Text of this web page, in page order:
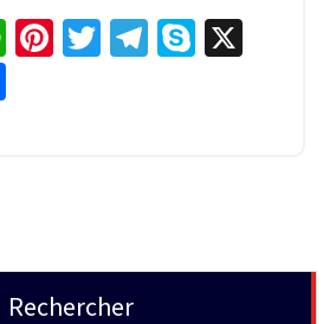
WhatsApp
Pinterest
Twitter
Telegram
Skype
Rechercher